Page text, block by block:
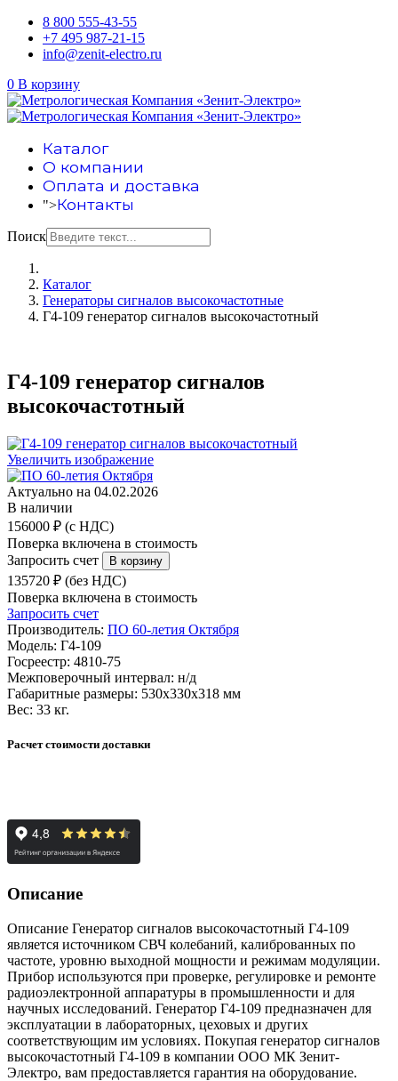
8 800 555-43-55
+7 495 987-21-15
info@zenit-electro.ru
0 В корзину
Каталог
О компании
Оплата и доставка
">Контакты
Поиск
Каталог
Генераторы сигналов высокочастотные
Г4-109 генератор сигналов высокочастотный
Г4-109 генератор сигналов
высокочастотный
Увеличить изображение
Актуально на 04.02.2026
В наличии
156000 ₽ (с НДС)
Поверка включена в стоимость
Запросить счет
135720 ₽ (без НДС)
Поверка включена в стоимость
Запросить счет
Производитель: ПО 60-летия Октября
Модель: Г4-109
Госреестр: 4810-75
Межповерочный интервал: н/д
Габаритные размеры: 530х330х318 мм
Вес: 33 кг.
Расчет стоимости доставки
Описание
Описание Генератор сигналов высокочастотный Г4-109
является источником СВЧ колебаний, калиброванных по
частоте, уровню выходной мощности и режимам модуляции.
Прибор используются при проверке, регулировке и ремонте
радиоэлектронной аппаратуры в промышленности и для
научных исследований. Генератор Г4-109 предназначен для
эксплуатации в лабораторных, цеховых и других
соответствующим им условиях. Покупая генератор сигналов
высокочастотный Г4-109 в компании ООО МК Зенит-
Электро, вам предоставляется гарантия на оборудование.